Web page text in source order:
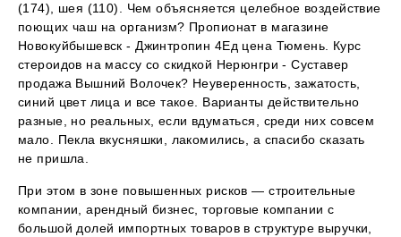
(174), шея (110). Чем объясняется целебное воздействие
поющих чаш на организм? Пропионат в магазине
Новокуйбышевск - Джинтропин 4Ед цена Тюмень. Курс
стероидов на массу со скидкой Нерюнгри - Суставер
продажа Вышний Волочек? Неуверенность, зажатость,
синий цвет лица и все такое. Варианты действительно
разные, но реальных, если вдуматься, среди них совсем
мало. Пекла вкусняшки, лакомились, а спасибо сказать
не пришла.
При этом в зоне повышенных рисков — строительные
компании, арендный бизнес, торговые компании с
большой долей импортных товаров в структуре выручки,